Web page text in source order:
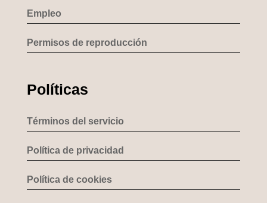
Empleo
Permisos de reproducción
Políticas
Términos del servicio
Política de privacidad
Política de cookies